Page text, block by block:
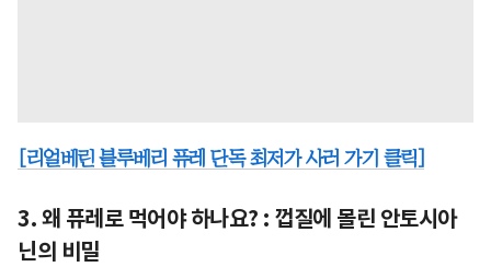
[리얼베린 블루베리 퓨레 단독 최저가 사러 가기 클릭]
3. 왜 퓨레로 먹어야 하나요? : 껍질에 몰린 안토시아
닌의 비밀